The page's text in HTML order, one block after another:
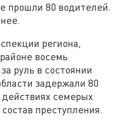
прошли 80 водителей.
региона,
восемь
руль в состоянии
задержали 80
семерых
преступления.